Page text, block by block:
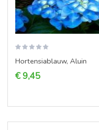
Hortensiablauw, Aluin
€ 9,45